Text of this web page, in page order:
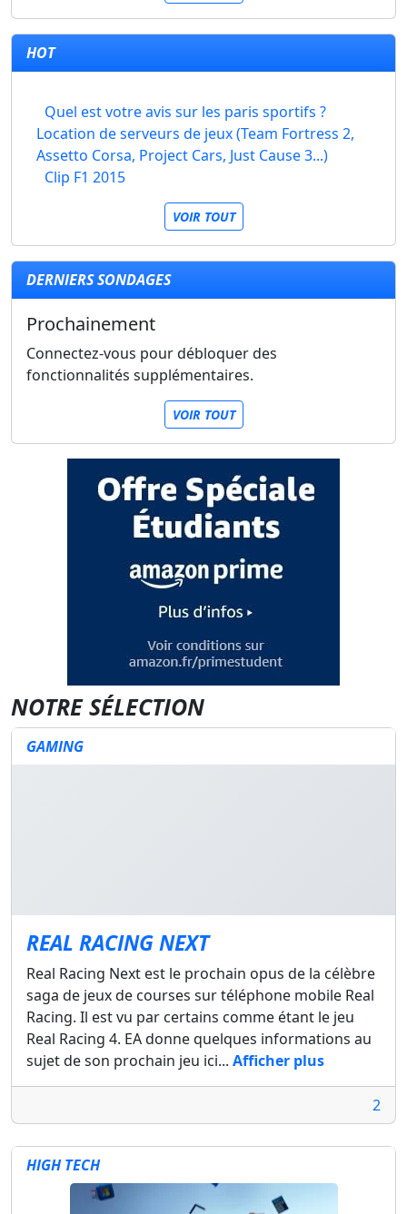
HOT
Quel est votre avis sur les paris sportifs ?
Location de serveurs de jeux (Team Fortress 2,
Assetto Corsa, Project Cars, Just Cause 3...)
Clip F1 2015
VOIR TOUT
DERNIERS SONDAGES
Prochainement
Connectez-vous pour débloquer des
fonctionnalités supplémentaires.
VOIR TOUT
NOTRE SÉLECTION
GAMING
REAL RACING NEXT
Real Racing Next est le prochain opus de la célèbre
saga de jeux de courses sur téléphone mobile Real
Racing. Il est vu par certains comme étant le jeu
Real Racing 4. EA donne quelques informations au
sujet de son prochain jeu ici... Afficher plus
2
HIGH TECH